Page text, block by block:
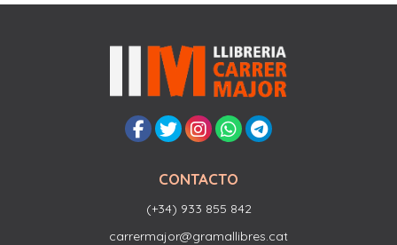
CONTACTO
(+34) 933 855 842
carrermajor@gramallibres.cat